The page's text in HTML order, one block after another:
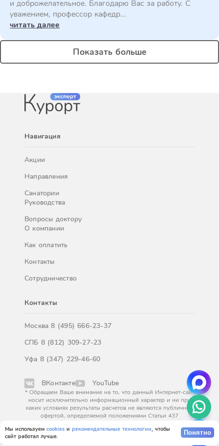
Мы используем cookies и рекомендательные технологии, чтобы
сайт работал лучше.
Понятно
и доброжелательное. Благодарю Вас за работу. С
уважением, профессор кафедр...
читать далее
Показать больше
Навигация
Акции
Направления
Санатории
Руководства
Вопросы доктору
О компании
Как оплатить
Контакты
Сотрудничество
Контакты
Москва8 (495) 666-23-37
СПБ 8 (812) 309-27-23
Уфа 8 (347) 229-46-60
ВКонтакте YouTube
* Обращаем Ваше внимание на то, что данный Интернет-сайт
носит исключительно информационный характер и ни при
каких условиях результаты расчетов не являются публичной
офертой, определяемой положениями Статьи 437
окончательным расчетом обращайтесь к нашим менеджерам.